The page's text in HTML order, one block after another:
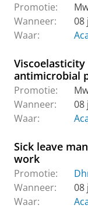
Promotie:
Wanneer:
08
Waar:
antimicrobial
Promotie:
Wanneer:
08
Waar:
Sick leave
work
Promotie:
Wanneer:
08
Waar: